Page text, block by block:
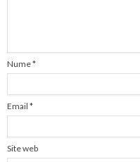
Nume*
Email *
Site web